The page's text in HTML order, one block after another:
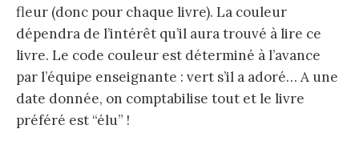
fleur (donc pour chaque livre). La couleur
dépendra de l’intérêt qu’il aura trouvé à lire ce
livre. Le code couleur est déterminé à l’avance
par l’équipe enseignante : vert s’il a adoré… A une
date donnée, on comptabilise tout et le livre
préféré est “élu” !